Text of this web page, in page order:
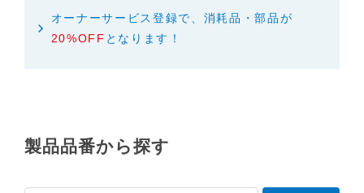
に関する注意事項は、取扱説明書作成時点での法的
基準や業界基準に拠った内容になっております。製
（※）みまもりほっとラインサービスでご使用され
弊社「みまもりほっとライン相談窓口」に直接お問
オーナーサービス登録で、消耗品・部品が
20%OFF となります！
製品品番から探す